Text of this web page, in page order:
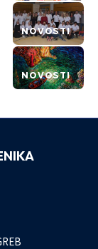
NOVOSTI
NOVOSTI